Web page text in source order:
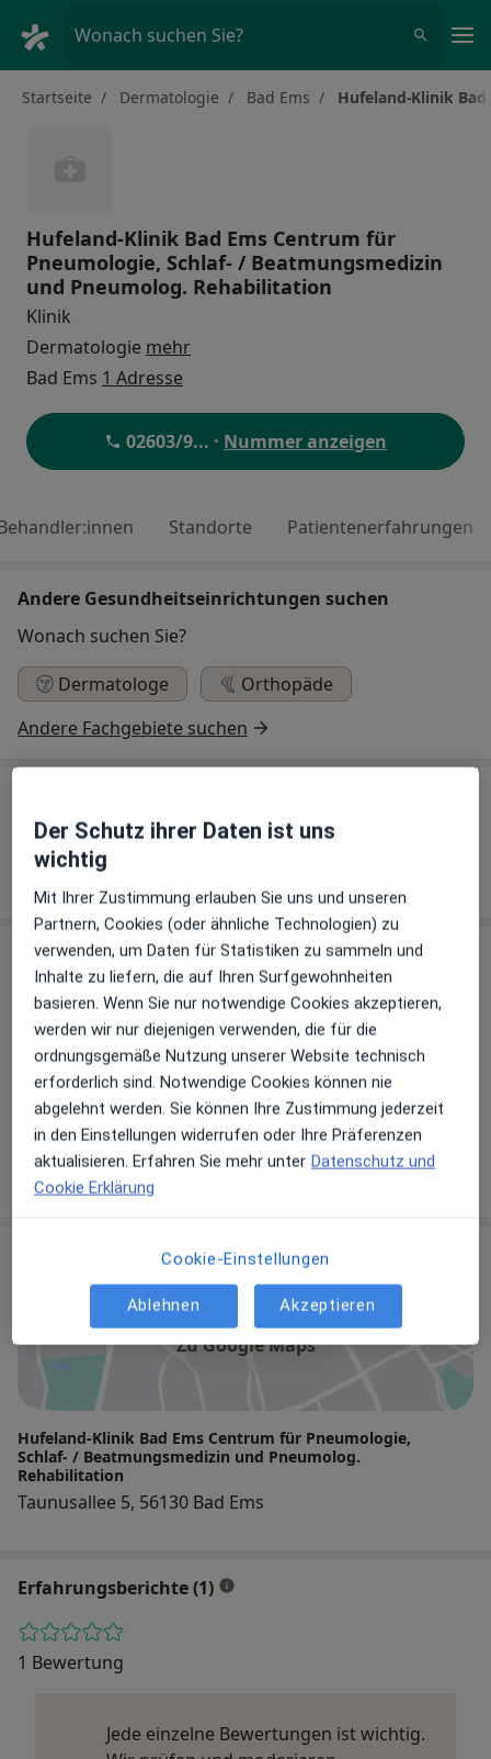
Wonach suchen Sie?
Startseite Dermatologie Bad Ems Hufeland-Klinik
Hufeland-Klinik Bad Ems Centrum für
Pneumologie, Schlaf- / Beatmungsmedizin
und Pneumolog. Rehabilitation
Klinik
Dermatologie mehr
Bad Ems 1 Adresse
02603/9... · Nummer anzeigen
Standorte Patientenerfahrungen
Andere Gesundheitseinrichtungen suchen
Wonach suchen Sie?
Dermatologe
Orthopäde
Andere Fachgebiete suchen
Link
Webseite
Behandler:innen
Internist
Dr. med. Wolfgang Neumeister
Internist, Pneumologe, Schlafmediziner
1 Bewertung
Zu Google Maps
Hufeland-Klinik Bad Ems Centrum für Pneumologie,
Schlaf- / Beatmungsmedizin und Pneumolog.
Rehabilitation
Taunusallee 5, 56130 Bad Ems
Erfahrungsberichte (1)
1 Bewertung
Jede einzelne Bewertungen ist wichtig.
Der Schutz ihrer Daten ist uns
wichtig
Mit Ihrer Zustimmung erlauben Sie uns und unseren
Partnern, Cookies (oder ähnliche Technologien) zu
verwenden, um Daten für Statistiken zu sammeln und
Inhalte zu liefern, die auf Ihren Surfgewohnheiten
basieren. Wenn Sie nur notwendige Cookies akzeptieren,
werden wir nur diejenigen verwenden, die für die
ordnungsgemäße Nutzung unserer Website technisch
erforderlich sind. Notwendige Cookies können nie
abgelehnt werden. Sie können Ihre Zustimmung jederzeit
in den Einstellungen widerrufen oder Ihre Präferenzen
aktualisieren. Erfahren Sie mehr unter Datenschutz und
Cookie Erklärung
Cookie-Einstellungen
Ablehnen Akzeptieren